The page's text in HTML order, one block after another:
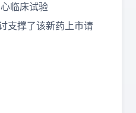
临床试验
支撑了该新药上市请